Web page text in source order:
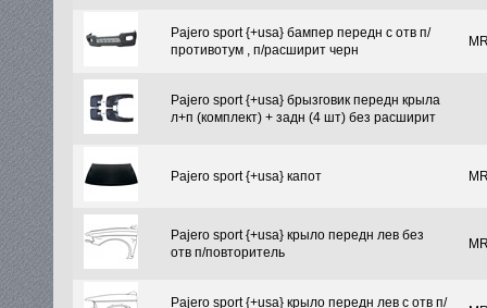
Pajero sport {+usa} бампер передн с отв п/
противотум , п/расширит черн
Pajero sport {+usa} брызговик передн крыла
л+п (комплект) + задн (4 шт) без расширит
Pajero sport {+usa} капот
Pajero sport {+usa} крыло передн лев без
отв п/повторитель
Pajero sport {+usa} крыло передн лев с отв п/